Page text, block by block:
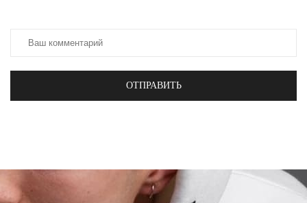
ОТПРАВИТЬ